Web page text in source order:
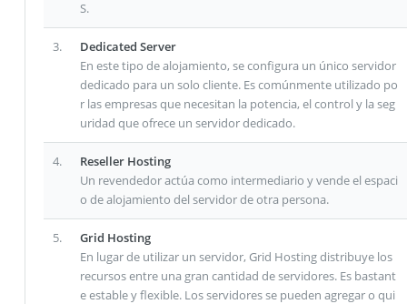
S.
3.
Dedicated Server
En este tipo de alojamiento, se configura un único servidor
dedicado para un solo cliente. Es comúnmente utilizado po
r las empresas que necesitan la potencia, el control y la seg
uridad que ofrece un servidor dedicado.
4.
Reseller Hosting
Un revendedor actúa como intermediario y vende el espaci
o de alojamiento del servidor de otra persona.
5.
Grid Hosting
En lugar de utilizar un servidor, Grid Hosting distribuye los
recursos entre una gran cantidad de servidores. Es bastant
e estable y flexible. Los servidores se pueden agregar o qui